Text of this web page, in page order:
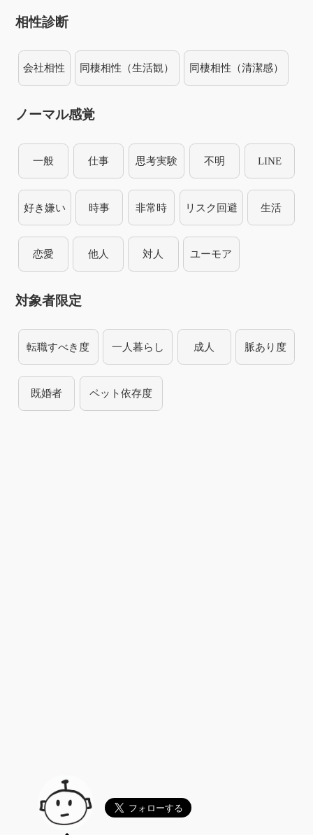
相性診断
会社相性 同棲相性（生活観） 同棲相性（清潔感）
ノーマル感覚
一般 仕事 思考実験 不明 LINE
好き嫌い 時事 非常時 リスク回避 生活
恋愛 他人 対人 ユーモア
対象者限定
転職すべき度 一人暮らし 成人 脈あり度
既婚者 ペット依存度